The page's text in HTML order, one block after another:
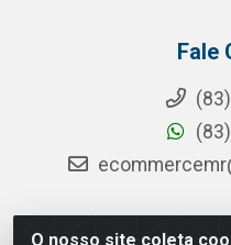
O nosso site coleta
Fale